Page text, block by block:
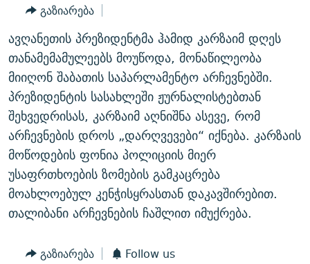
60 ᲓᲔᲪᲘᲑᲔᲚᲘ
ᲒᲐᲜᲙᲘᲗᲮᲕᲘᲡ ᲓᲦᲔ
ᲓᲘᲚᲘᲡ ᲡᲐᲣᲑᲠᲔᲑᲘ
ᲛᲝᲚᲐᲞᲐᲠᲐᲙᲔ ᲢᲔᲥᲡᲢᲔᲑᲘ
ᲨᲘᲜ - ᲣᲪᲮᲝᲔᲗᲨᲘ
ᲚᲘᲢᲔᲠᲐᲢᲣᲠᲣᲚᲘ ᲬᲐᲮᲜᲐᲒᲔᲑᲘ
ᲐᲛᲔᲠᲘᲙᲣᲚᲘ ᲛᲝᲗᲮᲠᲝᲑᲐ
ᲘᲛᲞᲔᲠᲘᲐ ᲓᲐ ᲠᲐᲓᲘᲝ
ᲤᲔᲜᲝᲕᲐᲜᲘ - 2.10
ᲗᲥᲕᲔᲜᲘ ᲞᲣᲑᲚᲘᲙᲐᲪᲘᲔᲑᲘ
ᲞᲠᲝᲔᲥᲢᲔᲑᲘ
ᲣᲙᲠᲐᲘᲜᲐᲨᲘ ᲓᲐᲦᲣᲞᲣᲚᲘ ᲥᲐᲠᲗᲕᲔᲚᲘ ᲛᲔᲑᲠᲫᲝᲚᲔᲑᲘ - 2022
ᲓᲐᲛᲝᲣᲙᲘᲓᲔᲑᲚᲝᲑᲘᲡ 100 ᲬᲔᲚᲘ
ᲩᲔᲛᲘ ᲡᲘᲙᲕᲓᲘᲚᲘᲡ ᲛᲘᲖᲔᲖᲘᲐ COVID-19
11 ᲬᲔᲚᲘ - 11 ᲐᲛᲑᲐᲕᲘ
ᲡᲐᲞᲐᲠᲚᲐᲛᲔᲜᲢᲝ ᲐᲠᲩᲔᲕᲜᲔᲑᲘᲡ ᲘᲡᲢᲝᲠᲘᲐ
ᲑᲐᲕᲨᲕᲔᲑᲘ ᲞᲠᲝᲡᲢᲘᲢᲣᲪᲘᲐᲨᲘ - ᲐᲛᲝᲣᲗᲥᲛᲔᲚᲘ ᲐᲛᲑᲐᲕᲘ
5 ᲐᲛᲑᲐᲕᲘ - 20 ᲘᲕᲜᲘᲡᲡ ᲓᲐᲨᲐᲕᲔᲑᲣᲚᲔᲑᲘ
ᲐᲒᲕᲘᲡᲢᲝᲡ ᲝᲛᲘ
ЭХО КАВКАЗА
ᲒᲐᲛᲝᲘᲬᲔᲠᲔ
რთე/რთ-ის ყველა საიტი
გაზიარება
ავღანეთის პრეზიდენტმა ჰამიდ კარზაიმ დღეს
თანამემამულეებს მოუწოდა, მონაწილეობა
მიიღონ შაბათის საპარლამენტო არჩევნებში.
პრეზიდენტის სასახლეში ჟურნალისტებთან
შეხვედრისას, კარზაიმ აღნიშნა ასევე, რომ
არჩევნების დროს „დარღვევები“ იქნება. კარზაის
მოწოდების ფონია პოლიციის მიერ
უსაფრთხოების ზომების გამკაცრება
მოახლოებულ კენჭისყრასთან დაკავშირებით.
თალიბანი არჩევნების ჩაშლით იმუქრება.
გაზიარება Follow us